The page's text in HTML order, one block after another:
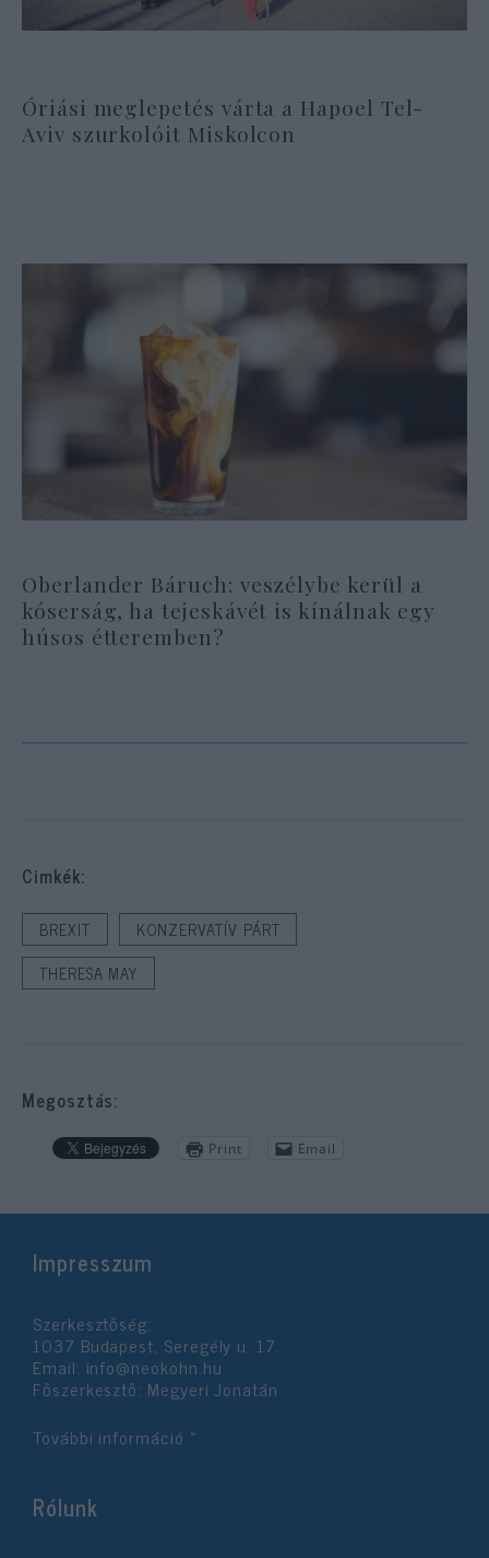
Óriási meglepetés várta a Hapoel Tel-
Aviv szurkolóit Miskolcon
Oberlander Báruch: veszélybe kerül a
kóserság, ha tejeskávét is kínálnak egy
húsos étteremben?
Cimkék:
BREXIT
KONZERVATÍV PÁRT
THERESA MAY
Megosztás:
Print Email
Impresszum
Szerkesztőség:
1037 Budapest, Seregély u. 17.
Email: info@neokohn.hu
Főszerkesztő: Megyeri Jonatán
További információ »
Rólunk